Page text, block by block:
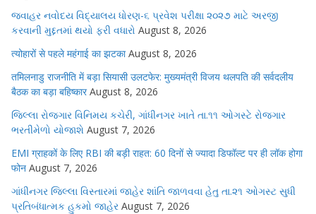
જવાહર નવોદય વિદ્યાલય ધોરણ-૬ પ્રવેશ પરીક્ષા ૨૦૨૭ માટે અરજી
કરવાની મુદ્દતમાં થયો ફરી વધારો August 8, 2026
त्योहारों से पहले महंगाई का झटका August 8, 2026
तमिलनाडु राजनीति में बड़ा सियासी उलटफेर: मुख्यमंत्री विजय थलपति की सर्वदलीय
बैठक का बड़ा बहिष्कार August 8, 2026
જિલ્લા રોજગાર વિનિમય કચેરી, ગાંધીનગર ખાતે તા.૧૧ ઓગસ્ટે રોજગાર
ભરતીમેળો યોજાશે August 7, 2026
EMI ग्राहकों के लिए RBI की बड़ी राहत: 60 दिनों से ज्यादा डिफॉल्ट पर ही लॉक होगा
फोन August 7, 2026
ગાંધીનગર જિલ્લા વિસ્તારમાં જાહેર શાંતિ જાળવવા હેતુ તા.૨૧ ઓગસ્ટ સુધી
પ્રતિબંધાત્મક હુકમો જાહેર August 7, 2026